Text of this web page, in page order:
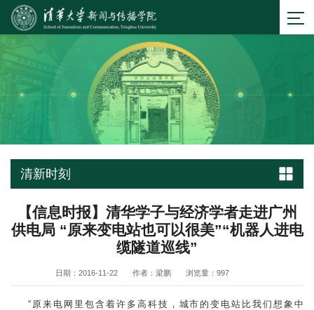
清新时刻
【信息时报】清华学子与经济学者走进广州
供电局 “原来变电站也可以很美”“机器人进电
缆隧道巡线”
日期：2016-11-22 作者：梁鹏 浏览量： 997
“原来电网里包含着许多高科技，城市的变电站比我们想象中